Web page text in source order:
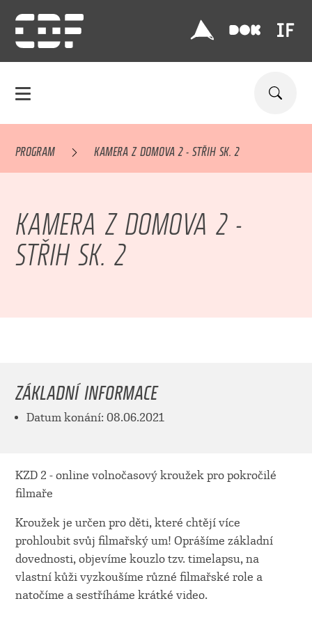
PROGRAM KAMERA Z DOMOVA 2 - STŘIH SK. 2
KAMERA Z DOMOVA 2 -
STŘIH SK. 2
ZÁKLADNÍ INFORMACE
Datum konání: 08.06.2021
KZD 2 - online volnočasový kroužek pro pokročilé
filmaře
Kroužek je určen pro děti, které chtějí více
prohloubit svůj filmařský um! Oprášíme základní
dovednosti, objevíme kouzlo tzv. timelapsu, na
vlastní kůži vyzkoušíme různé filmařské role a
natočíme a sestříháme krátké video.